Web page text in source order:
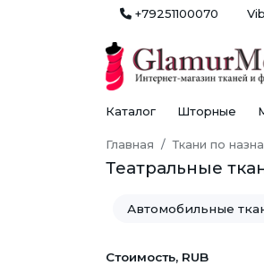
+79251100070
Каталог Шторные
Главная Ткани по
Театральные
Автомобильные
Детские ткани
Стоимость, RUB